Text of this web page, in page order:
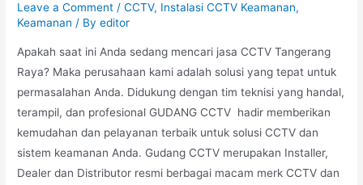
Leave a Comment /CCTV, Instalasi CCTV Keamanan,
Keamanan / Byeditor
Apakah saat ini Anda sedang mencari jasa CCTV Tangerang
Raya? Maka perusahaan kami adalah solusi yang tepat untuk
permasalahan Anda. Didukung dengan tim teknisi yang handal,
terampil, dan profesional GUDANG CCTV hadir memberikan
kemudahan dan pelayanan terbaik untuk solusi CCTV dan
sistem keamanan Anda. Gudang CCTV merupakan Installer,
Dealer dan Distributor resmi berbagai macam merk CCTV dan